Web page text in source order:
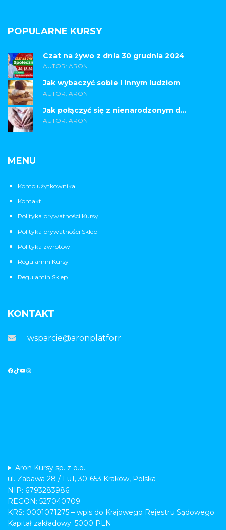
POPULARNE KURSY
Czat na żywo z dnia 30 grudnia 2024
AUTOR: ARON
Jak wybaczyć sobie i innym ludziom
AUTOR: ARON
Jak połączyć się z nienarodzonym d...
AUTOR: ARON
MENU
Konto użytkownika
Kontakt
Polityka prywatności Kursy
Polityka prywatności Sklep
Polityka zwrotów
Regulamin Kursy
Regulamin Sklep
KONTAKT
wsparcie@aronplatforma.pl
Aron Kursy sp. z o.o.
ul. Zabawa 28 / Lu1, 30-653 Kraków, Polska
NIP: 6793283986
REGON: 527040709
KRS: 0001071275 – wpis do Krajowego Rejestru Sądowego
Kapitał zakładowy: 5000 PLN